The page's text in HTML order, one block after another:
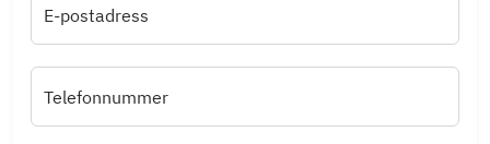
E-postadress
Telefonnummer